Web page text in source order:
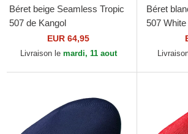
Béret beige Seamless Tropic
507 de Kangol
EUR 64,95
Livraison le mardi, 11 aout
Béret
507